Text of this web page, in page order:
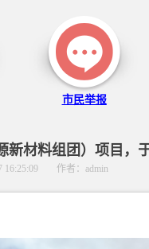
市民举报
材料组团）项目，
16:25:09 作者：admin